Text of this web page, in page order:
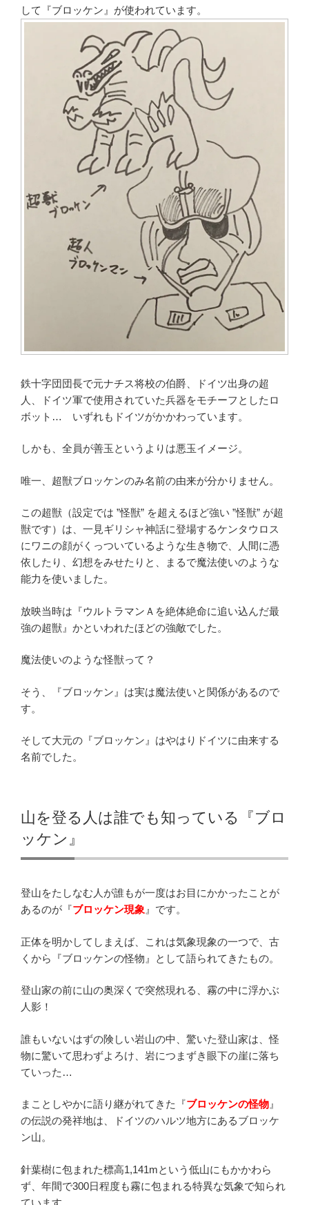
して『ブロッケン』が使われています。
鉄十字団団長で元ナチス将校の伯爵、ドイツ出身の超
人、ドイツ軍で使用されていた兵器をモチーフとしたロ
ボット… いずれもドイツがかかわっています。
しかも、全員が善玉というよりは悪玉イメージ。
唯一、超獣ブロッケンのみ名前の由来が分かりません。
この超獣（設定では ”怪獣” を超えるほど強い ”怪獣” が超
獣です）は、一見ギリシャ神話に登場するケンタウロス
にワニの顔がくっついているような生き物で、人間に憑
依したり、幻想をみせたりと、まるで魔法使いのような
能力を使いました。
放映当時は『ウルトラマンＡを絶体絶命に追い込んだ最
強の超獣』かといわれたほどの強敵でした。
魔法使いのような怪獣って？
そう、『ブロッケン』は実は魔法使いと関係があるので
す。
そして大元の『ブロッケン』はやはりドイツに由来する
名前でした。
山を登る人は誰でも知っている『ブロ
ッケン』
登山をたしなむ人が誰もが一度はお目にかかったことが
あるのが『ブロッケン現象 』です。
正体を明かしてしまえば、これは気象現象の一つで、古
くから『ブロッケンの怪物』として語られてきたもの。
登山家の前に山の奥深くで突然現れる、霧の中に浮かぶ
人影！
誰もいないはずの険しい岩山の中、驚いた登山家は、怪
物に驚いて思わずよろけ、岩につまずき眼下の崖に落ち
ていった…
まことしやかに語り継がれてきた『ブロッケンの怪物 』
の伝説の発祥地は、ドイツのハルツ地方にあるブロッケ
ン山。
針葉樹に包まれた標高1,141mという低山にもかかわら
ず、年間で300日程度も霧に包まれる特異な気象で知られ
ています。